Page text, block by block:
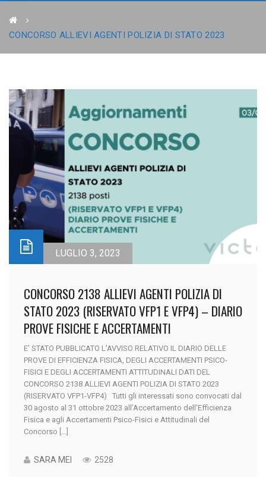
CONCORSO ALLIEVI AGENTI POLIZIA DI STATO 2023
LUGLIO 3, 2023
CONCORSO 2138 ALLIEVI AGENTI POLIZIA DI
STATO 2023 (RISERVATO VFP1 E VFP4) – DIARIO
PROVE FISICHE E ACCERTAMENTI
E' STATO PUBBLICATO L'AVVISO RELATIVO IL DIARIO DELLE
PROVE DI EFFICIENZA FISICA, DEGLI ACCERTAMENTI PSICO-
FISICI E DEGLI ACCERTAMENTI ATTITUDINALI DATI DEL
CONCORSO 2138 ALLIEVI AGENTI POLIZIA DI STATO 2023
(RISERVATO VFP1-VFP4) Tutti gli interessati sono convocati dal
30 agosto al 31 ottobre 2023 all’Accertamento dell’Efficienza
Fisica e agli Accertamenti Psico-Fisici e Attitudinali del
Concorso [...]
SARA MEI 2528